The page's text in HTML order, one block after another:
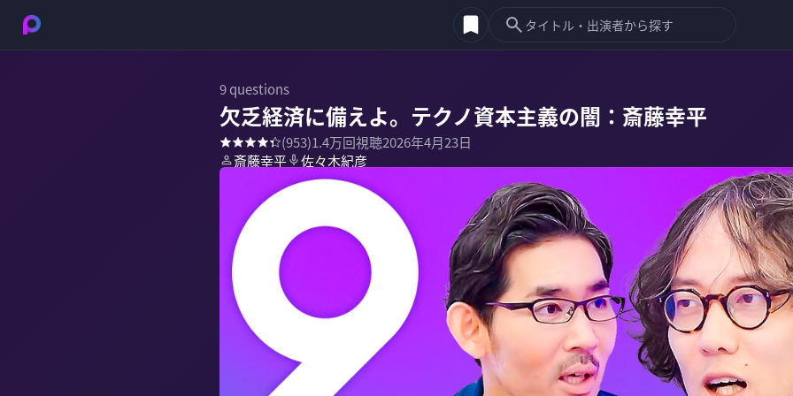
9 questions
欠乏経済に備えよ。テクノ資本主義の闇：斎藤幸平
(953)1.4万回視聴2026年4月23日
斎藤幸平
佐々木紀彦